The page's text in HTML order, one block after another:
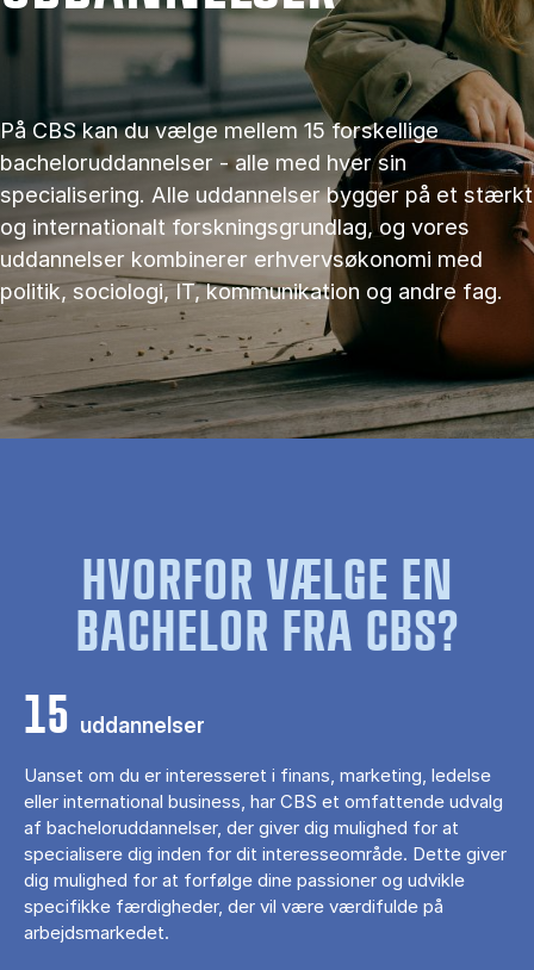
På CBS kan du vælge mellem 15 forskellige
bacheloruddannelser - alle med hver sin
specialisering. Alle uddannelser bygger på et stærkt
og internationalt forskningsgrundlag, og vores
uddannelser kombinerer erhvervsøkonomi med
politik, sociologi, IT, kommunikation og andre fag.
HVORFOR VÆLGE EN
BACHELOR FRA CBS?
15 uddannelser
Uanset om du er interesseret i finans, marketing, ledelse
eller international business, har CBS et omfattende udvalg
af bacheloruddannelser, der giver dig mulighed for at
specialisere dig inden for dit interesseområde. Dette giver
dig mulighed for at forfølge dine passioner og udvikle
specifikke færdigheder, der vil være værdifulde på
arbejdsmarkedet.